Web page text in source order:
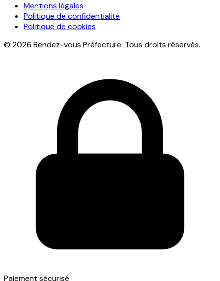
Mentions légales
Politique de confidentialité
Politique de cookies
© 2026 Rendez-vous Préfecture. Tous droits réservés.
Paiement sécurisé